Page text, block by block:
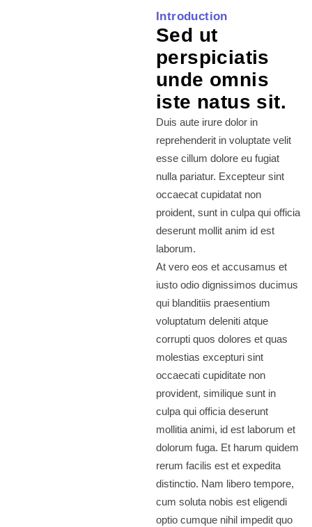
Introduction
Sed ut
perspiciatis
unde omnis
iste natus sit.
Duis aute irure dolor in
reprehenderit in voluptate velit
esse cillum dolore eu fugiat
nulla pariatur. Excepteur sint
occaecat cupidatat non
proident, sunt in culpa qui officia
deserunt mollit anim id est
laborum.
At vero eos et accusamus et
iusto odio dignissimos ducimus
qui blanditiis praesentium
voluptatum deleniti atque
corrupti quos dolores et quas
molestias excepturi sint
occaecati cupiditate non
provident, similique sunt in
culpa qui officia deserunt
mollitia animi, id est laborum et
dolorum fuga. Et harum quidem
rerum facilis est et expedita
distinctio. Nam libero tempore,
cum soluta nobis est eligendi
optio cumque nihil impedit quo